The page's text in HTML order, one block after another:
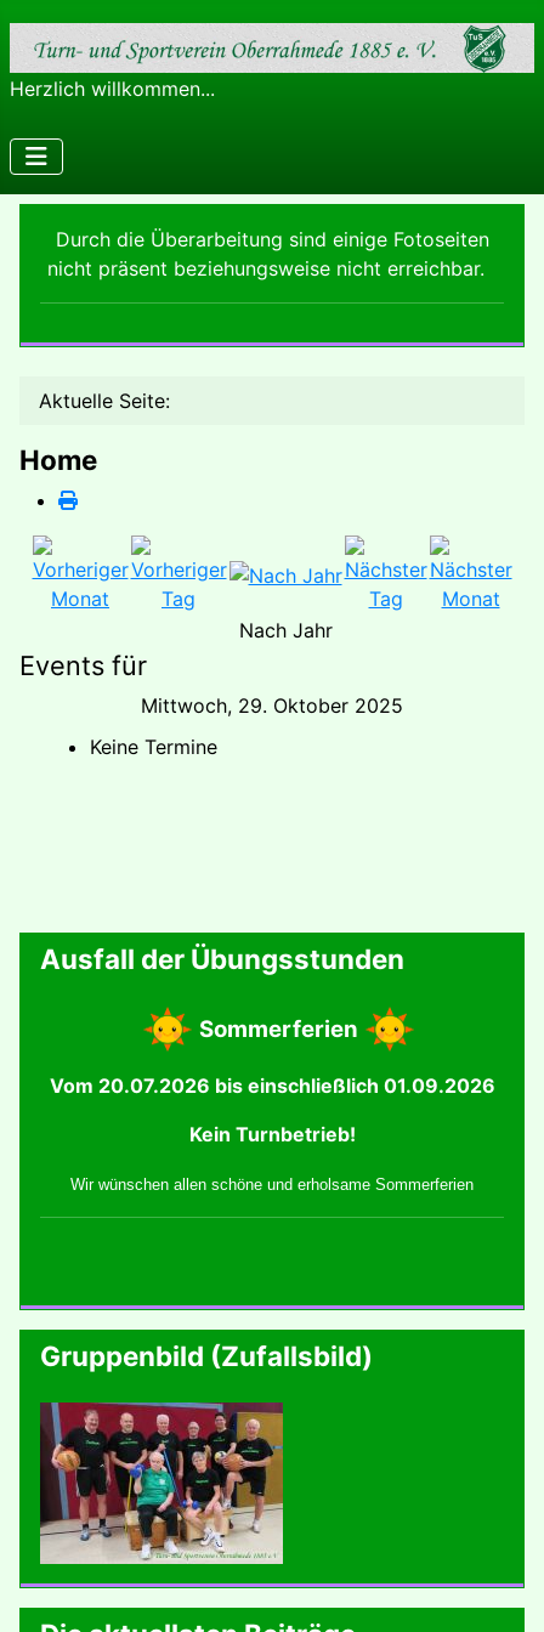
Herzlich willkommen...
Durch die Überarbeitung sind einige Fotoseiten
nicht präsent beziehungsweise nicht erreichbar.
Aktuelle Seite:
Home
Nach Jahr
Events für
Mittwoch, 29. Oktober 2025
Keine Termine
Ausfall der Übungsstunden
Sommerferien
Vom 20.07.2026 bis einschließlich 01.09.2026
Kein Turnbetrieb!
Wir wünschen allen schöne und erholsame Sommerferien
Gruppenbild (Zufallsbild)